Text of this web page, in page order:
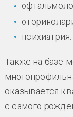
психиатрия.
Также на базе
оказывается
с самого